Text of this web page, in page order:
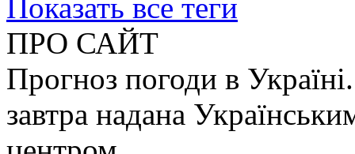
Показать все теги
ПРО САЙТ
Прогноз погоди в
завтра надана